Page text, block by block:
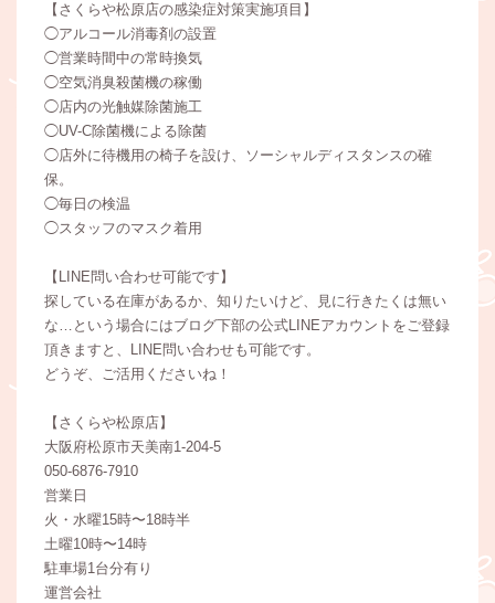
【さくらや松原店の感染症対策実施項目】
◯アルコール消毒剤の設置
◯営業時間中の常時換気
◯空気消臭殺菌機の稼働
◯店内の光触媒除菌施工
◯UV-C除菌機による除菌
◯店外に待機用の椅子を設け、ソーシャルディスタンスの確
保。
◯毎日の検温
◯スタッフのマスク着用
【LINE問い合わせ可能です】
探している在庫があるか、知りたいけど、見に行きたくは無い
な…という場合にはブログ下部の公式LINEアカウントをご登録
頂きますと、LINE問い合わせも可能です。
どうぞ、ご活用くださいね！
【さくらや松原店】
大阪府松原市天美南1-204-5
050-6876-7910
営業日
火・水曜15時〜18時半
土曜10時〜14時
駐車場1台分有り
運営会社